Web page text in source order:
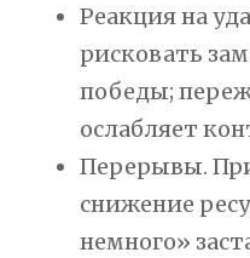
Реакция на
рисковать
победы;
ослабляет
Перерывы.
снижение
немного»